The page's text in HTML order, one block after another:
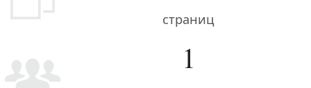
страниц
1